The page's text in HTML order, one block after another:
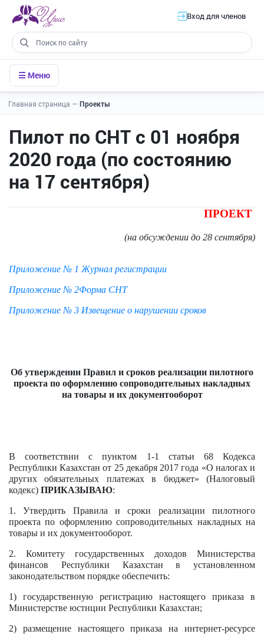
Вход для членов
☰ Меню
Главная страница — Проекты
Пилот по СНТ с 01 ноября
2020 года (по состоянию
на 17 сентября)
ПРОЕКТ
(на обсуждении до 28 сентября)
Приложение № 1 Журнал регистрации
Приложение № 2Форма СНТ
Приложение № 3 Извещение о нарушении сроков
Об утверждении Правил и сроков реализации пилотного
проекта по оформлению сопроводительных накладных
на товары и их документооборот
В соответствии с пунктом 1-1 статьи 68 Кодекса
Республики Казахстан от 25 декабря 2017 года «О налогах и
других обязательных платежах в бюджет» (Налоговый
кодекс) ПРИКАЗЫВАЮ:
1. Утвердить Правила и сроки реализации пилотного
проекта по оформлению сопроводительных накладных на
товары и их документооборот.
2. Комитету государственных доходов Министерства
финансов Республики Казахстан в установленном
законодательством порядке обеспечить:
1) государственную регистрацию настоящего приказа в
Министерстве юстиции Республики Казахстан;
2) размещение настоящего приказа на интернет-ресурсе